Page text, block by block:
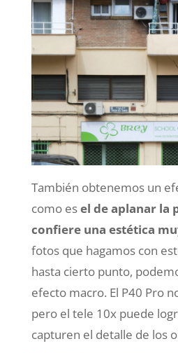
También obtenemos un
como esel de aplanar la
confiere una estética
fotos que hagamos con
hasta cierto punto,
efecto macro. El P40 Pro
pero el tele 10x puede
capturen el detalle de los